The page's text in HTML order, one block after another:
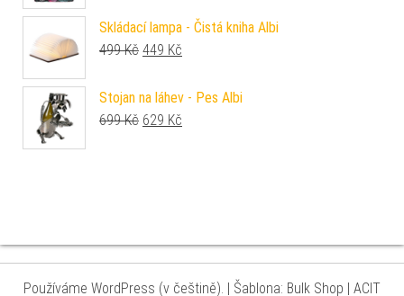
Skládací lampa - Čistá kniha Albi
499Kč Původní cena byla: 499 Kč.
449 Kč
Stojan na láhev - Pes Albi
699Kč Původní cena byla: 699 Kč.
629 Kč
Používáme WordPress (v češtině). | Šablona: Bulk Shop | ACIT